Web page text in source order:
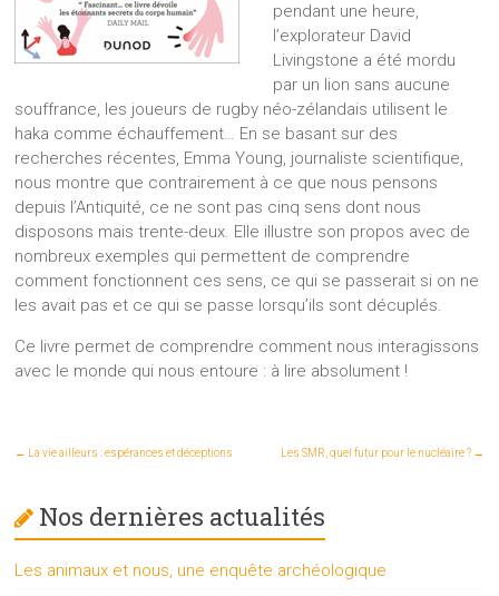
pendant une heure,
l’explorateur David
Livingstone a été mordu
par un lion sans aucune
souffrance, les joueurs de rugby néo-zélandais utilisent le
haka comme échauffement… En se basant sur des
recherches récentes, Emma Young, journaliste scientifique,
nous montre que contrairement à ce que nous pensons
depuis l’Antiquité, ce ne sont pas cinq sens dont nous
disposons mais trente-deux. Elle illustre son propos avec de
nombreux exemples qui permettent de comprendre
comment fonctionnent ces sens, ce qui se passerait si on ne
les avait pas et ce qui se passe lorsqu’ils sont décuplés.
Ce livre permet de comprendre comment nous interagissons
avec le monde qui nous entoure : à lire absolument !
← La vie ailleurs : espérances et déceptions Les SMR, quel futur pour le nucléaire ? →
Nos dernières actualités
Les animaux et nous, une enquête archéologique